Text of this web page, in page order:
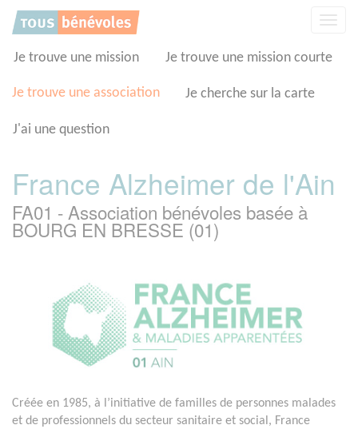
Je trouve une mission Je trouve une mission courte
Je trouve une association Je cherche sur la carte
J'ai une question
France Alzheimer de l'Ain
FA01 - Association bénévoles basée à
BOURG EN BRESSE (01)
Créée en 1985, à l’initiative de familles de personnes malades
et de professionnels du secteur sanitaire et social, France
Panneau de gestion des cookies